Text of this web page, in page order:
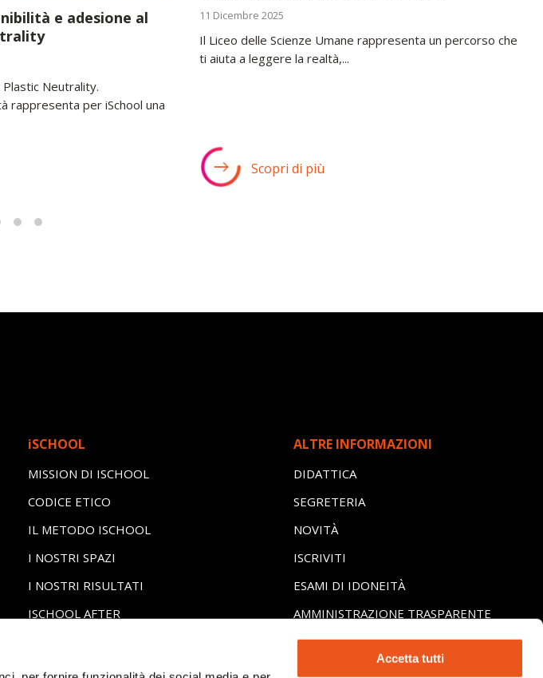
Accetta tutti
e adesione al
Neutrality.
rappresenta per iSchool una
11 Dicembre 2025
Il Liceo delle Scienze Umane rappresenta un percorso che
ti aiuta a leggere la realtà,...
Scopri di più
iSCHOOL
MISSION DI ISCHOOL
CODICE ETICO
IL METODO ISCHOOL
I NOSTRI SPAZI
I NOSTRI RISULTATI
ISCHOOL AFTER
CERTIFICAZIONI LINGUISTICHE
ALTRE INFORMAZIONI
DIDATTICA
SEGRETERIA
NOVITÀ
ISCRIVITI
ESAMI DI IDONEITÀ
AMMINISTRAZIONE TRASPARENTE